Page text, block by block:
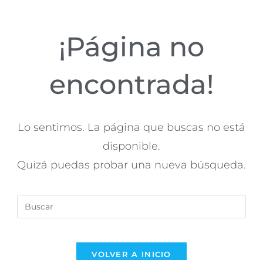
¡Página no
encontrada!
Lo sentimos. La página que buscas no está
disponible.
Quizá puedas probar una nueva búsqueda.
VOLVER A INICIO